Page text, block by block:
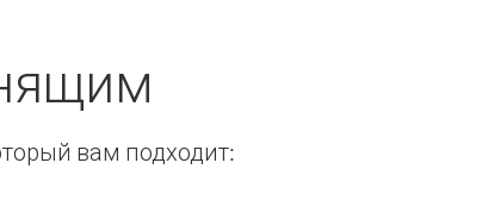
вам подходит: